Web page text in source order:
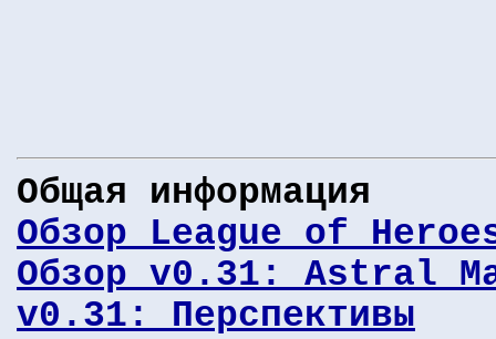
Общая информация
Обзор League of
Обзор v0.31: Astral
v0.31: Перспективы